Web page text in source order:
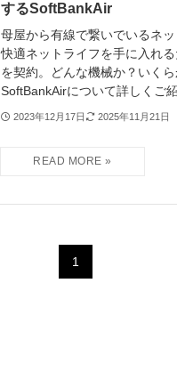
するSoftBankAir
母屋から有線で繋いでいるネ
快適ネットライフを手に入れ
を契約。どんな機械か？いく
SoftBankAirについて詳しくご
2023年12月17日 2025年11月21日
1